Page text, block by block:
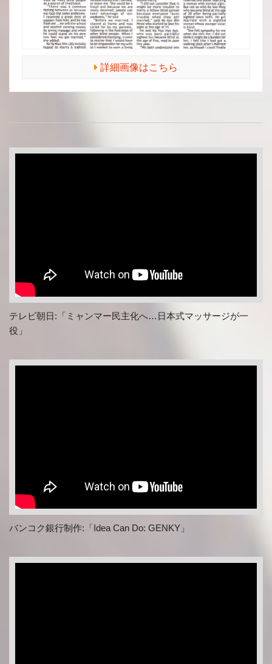
詳細画像はこちら
テレビ朝日:「ミャンマー民主化へ… 日本式マッサージが一
役」
バンコク銀行制作: 「Idea Can Do: GENKY」